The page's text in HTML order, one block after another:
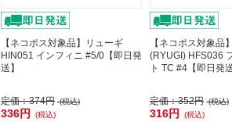
【ネコポス対象品】リューギ
HIN051 インフィニ #5/0【即日発
送】
定価：374円 (税込)
336円 (税込)
【ネコポス対象品
(RYUGI) HFS036
ト TC #4【即日発送
定価：352円 (税込)
316円 (税込)